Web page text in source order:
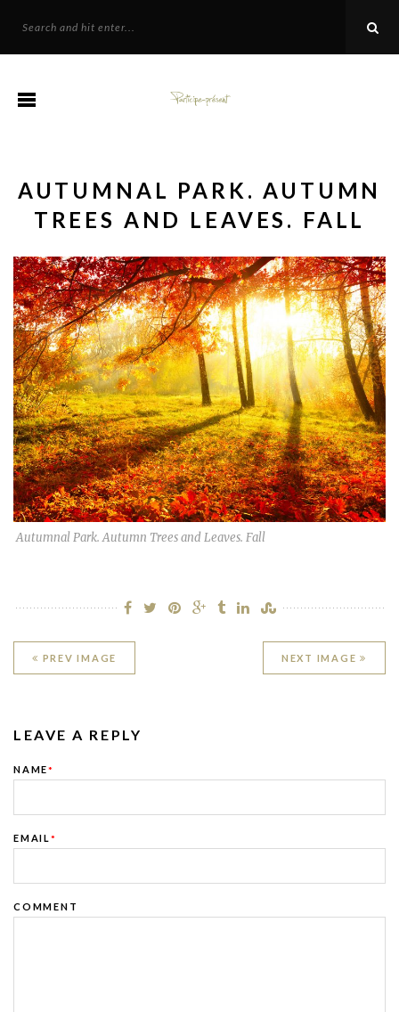
AUTUMNAL PARK. AUTUMN
TREES AND LEAVES. FALL
Autumnal Park. Autumn Trees and Leaves. Fall
PREV IMAGE NEXT IMAGE
LEAVE A REPLY
NAME*
EMAIL *
COMMENT